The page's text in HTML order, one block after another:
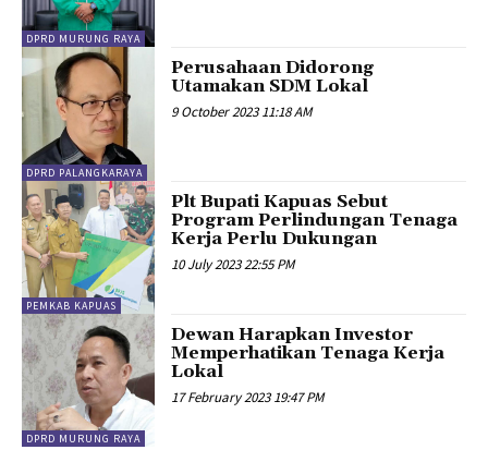
DPRD MURUNG RAYA
DPRD PALANGKARAYA
Perusahaan Didorong
Utamakan SDM Lokal
9 October 2023 11:18 AM
PEMKAB KAPUAS
Plt Bupati Kapuas Sebut
Program Perlindungan Tenaga
Kerja Perlu Dukungan
10 July 2023 22:55 PM
DPRD MURUNG RAYA
Dewan Harapkan Investor
Memperhatikan Tenaga Kerja
Lokal
17 February 2023 19:47 PM